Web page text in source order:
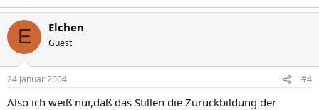
E Elchen
Guest
24 Januar 2004 #4
Also ich weiß nur,daß das Stillen die Zurückbildung der